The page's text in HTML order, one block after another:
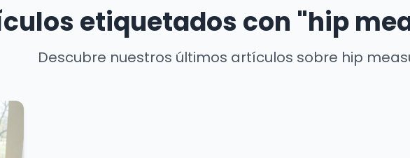
etiquetados con "hip
Descubre nuestros últimos artículos sobre hip